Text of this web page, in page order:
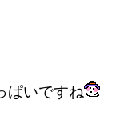
ぱいですね